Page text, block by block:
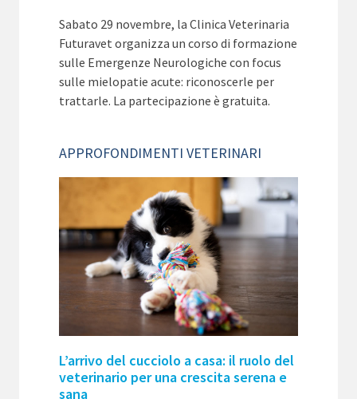
Sabato 29 novembre, la Clinica Veterinaria
Futuravet organizza un corso di formazione
sulle Emergenze Neurologiche con focus
sulle mielopatie acute: riconoscerle per
trattarle. La partecipazione è gratuita.
APPROFONDIMENTI VETERINARI
L’arrivo del cucciolo a casa: il ruolo del
veterinario per una crescita serena e
sana